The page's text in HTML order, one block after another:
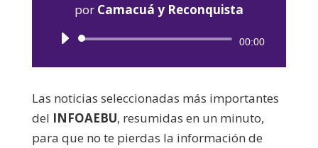
por Camacuá y Reconquista
Reproductor
00:00
Las noticias seleccionadas más importantes
del INFOAEBU, resumidas en un minuto,
para que no te pierdas la información de